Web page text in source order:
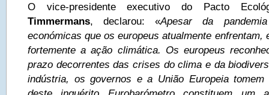
O vice-presidente executivo do Pacto
Timmermans, declarou: «Apesar da
económicas que os europeus atualmente enfrentam,
fortemente a ação climática. Os europeus
prazo decorrentes das crises do clima e da
indústria, os governos e a União Europeia tomem